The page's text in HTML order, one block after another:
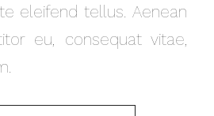
eleifend tellus. Aenean
eu, consequat vitae,